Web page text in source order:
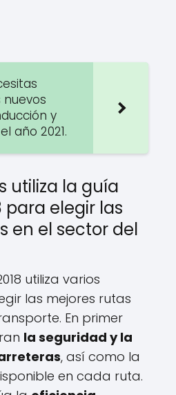
y
año 2021.
utiliza la guía
para elegir las
en el sector del
utiliza varios
las mejores rutas
En primer
la seguridad y la
, así como la
en cada ruta.